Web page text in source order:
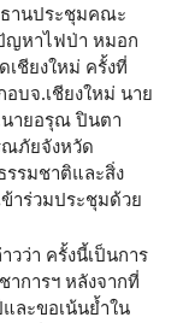
ธานประชุมคณะ
ญหาไฟป่า หมอก
เชียงใหม่ ครั้งที่
บจ.เชียงใหม่ นาย
นายอรุณ ปินตา
ณภัยจังหวัด
รรมชาติและสิ่ง
าร่วมประชุมด้วย
วว่า ครั้งนี้เป็นการ
การฯ หลังจากที่
ละขอเน้นย้ำใน